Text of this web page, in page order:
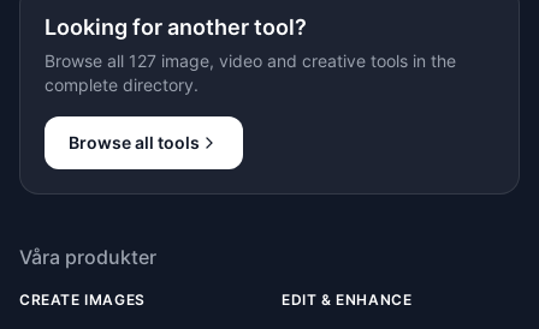
Looking for another tool?
Browse all 127 image, video and creative tools in the
complete directory.
Browse all tools
Våra produkter
CREATE IMAGES EDIT & ENHANCE